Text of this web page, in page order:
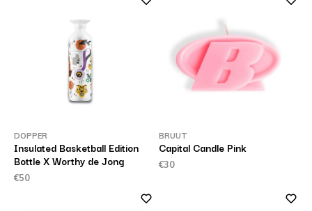
DOPPER
Insulated Basketball Edition
Bottle X Worthy de Jong
€50
BRUUT
Capital Candle Pink
€30